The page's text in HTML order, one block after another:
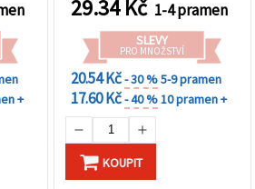
+
cca 180 ks
29.34Kč 1-4 pramen
SLEVY
PRO MNOŽSTVÍ
20.54 Kč- 30 %5-9 pramen
17.60 Kč- 40 %10 pramen +
KOUPIT